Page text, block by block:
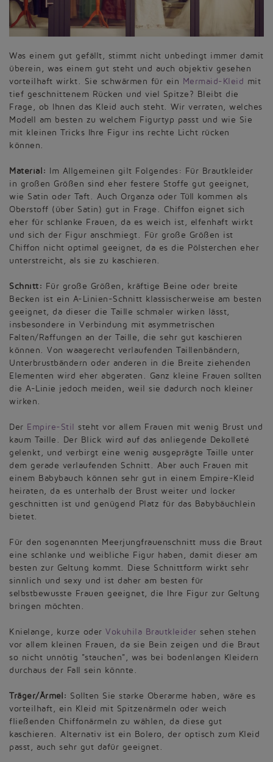
Was einem gut gefällt, stimmt nicht unbedingt immer damit
überein, was einem gut steht und auch objektiv gesehen
vorteilhaft wirkt. Sie schwärmen für ein Mermaid-Kleid mit
tief geschnittenem Rücken und viel Spitze? Bleibt die
Frage, ob Ihnen das Kleid auch steht. Wir verraten, welches
Modell am besten zu welchem Figurtyp passt und wie Sie
mit kleinen Tricks Ihre Figur ins rechte Licht rücken
können.
Material: Im Allgemeinen gilt Folgendes: Für Brautkleider
in großen Größen sind eher festere Stoffe gut geeignet,
wie Satin oder Taft. Auch Organza oder Tüll kommen als
Oberstoff (über Satin) gut in Frage. Chiffon eignet sich
eher für schlanke Frauen, da es weich ist, elfenhaft wirkt
und sich der Figur anschmiegt. Für große Größen ist
Chiffon nicht optimal geeignet, da es die Pölsterchen eher
unterstreicht, als sie zu kaschieren.
Schnitt: Für große Größen, kräftige Beine oder breite
Becken ist ein A-Linien-Schnitt klassischerweise am besten
geeignet, da dieser die Taille schmaler wirken lässt,
insbesondere in Verbindung mit asymmetrischen
Falten/Raffungen an der Taille, die sehr gut kaschieren
können. Von waagerecht verlaufenden Taillenbändern,
Unterbrustbändern oder anderen in die Breite ziehenden
Elementen wird eher abgeraten. Ganz kleine Frauen sollten
die A-Linie jedoch meiden, weil sie dadurch noch kleiner
wirken.
Der Empire-Stil steht vor allem Frauen mit wenig Brust und
kaum Taille. Der Blick wird auf das anliegende Dekolleté
gelenkt, und verbirgt eine wenig ausgeprägte Taille unter
dem gerade verlaufenden Schnitt. Aber auch Frauen mit
einem Babybauch können sehr gut in einem Empire-Kleid
heiraten, da es unterhalb der Brust weiter und locker
geschnitten ist und genügend Platz für das Babybäuchlein
bietet.
Für den sogenannten Meerjungfrauenschnitt muss die Braut
eine schlanke und weibliche Figur haben, damit dieser am
besten zur Geltung kommt. Diese Schnittform wirkt sehr
sinnlich und sexy und ist daher am besten für
selbstbewusste Frauen geeignet, die Ihre Figur zur Geltung
bringen möchten.
Knielange, kurze oder Vokuhila Brautkleider sehen stehen
vor allem kleinen Frauen, da sie Bein zeigen und die Braut
so nicht unnötig "stauchen", was bei bodenlangen Kleidern
durchaus der Fall sein könnte.
Träger/Ärmel: Sollten Sie starke Oberarme haben, wäre es
vorteilhaft, ein Kleid mit Spitzenärmeln oder weich
fließenden Chiffonärmeln zu wählen, da diese gut
kaschieren. Alternativ ist ein Bolero, der optisch zum Kleid
passt, auch sehr gut dafür geeignet.